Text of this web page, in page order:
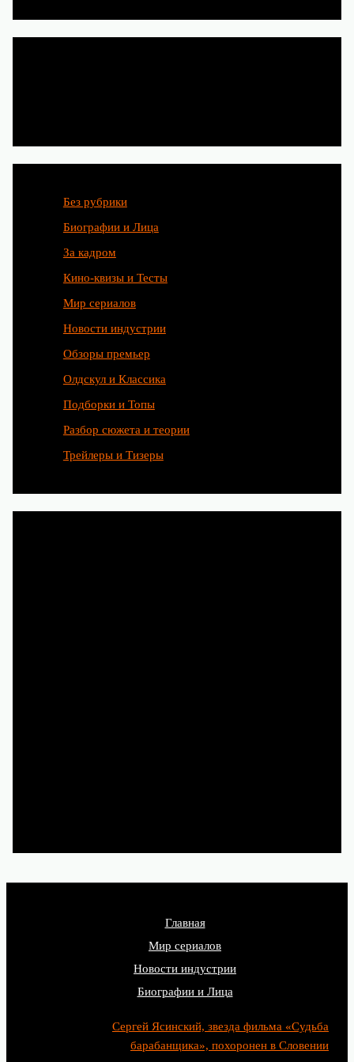
Без рубрики
Биографии и Лица
За кадром
Кино-квизы и Тесты
Мир сериалов
Новости индустрии
Обзоры премьер
Олдскул и Классика
Подборки и Топы
Разбор сюжета и теории
Трейлеры и Тизеры
Главная
Мир сериалов
Новости индустрии
Биографии и Лица
Сергей Ясинский, звезда фильма «Судьба
барабанщика», похоронен в Словении